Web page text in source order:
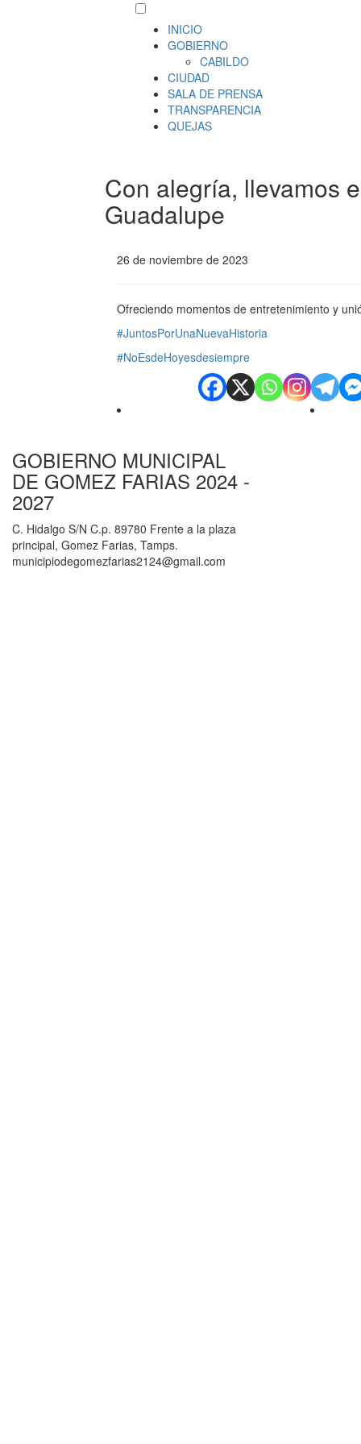
INICIO
GOBIERNO
CABILDO
CIUDAD
SALA DE PRENSA
TRANSPARENCIA
QUEJAS
Con alegría, llevamos
Guadalupe
26 de noviembre de 2023
Ofreciendo momentos de entretenimiento y
#JuntosPorUnaNuevaHistoria
#NoEsdeHoyesdesiempre
GOBIERNO MUNICIPAL
DE GOMEZ FARIAS 2024 -
2027
C. Hidalgo S/N C.p. 89780 Frente a la plaza
principal, Gomez Farias, Tamps.
municipiodegomezfarias2124@gmail.com